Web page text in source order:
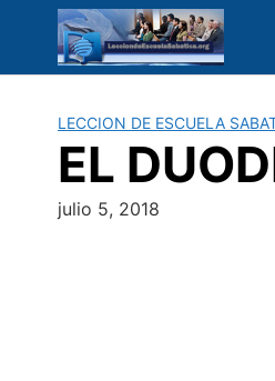
contenido
LECCION DE ESCUELA
EL
julio 5, 2018